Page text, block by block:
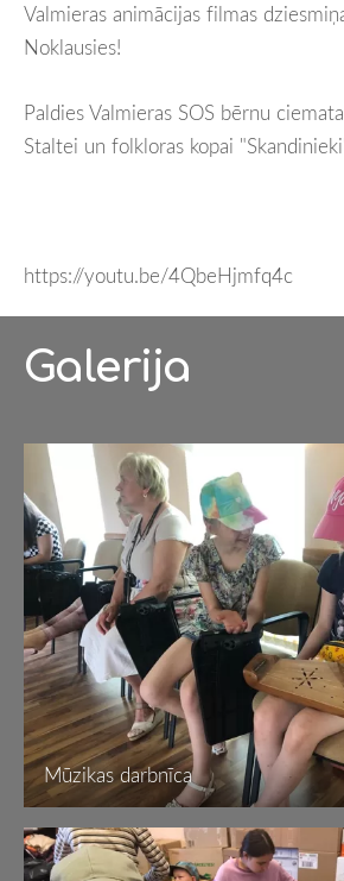
Valmieras animācijas filmas
Noklausies!
Paldies Valmieras SOS bērnu
Staltei un folkloras kopai
https://youtu.be/4QbeHjmfq4c
Galerija
Mūzikas darbnīca